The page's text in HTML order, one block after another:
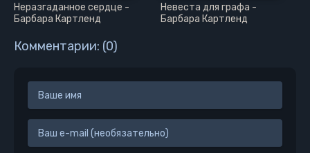
Неразгаданное сердце -
Барбара Картленд
Невеста для графа -
Барбара Картленд
Комментарии: (0)